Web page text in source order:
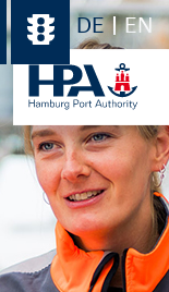
DE EN
im
Download-